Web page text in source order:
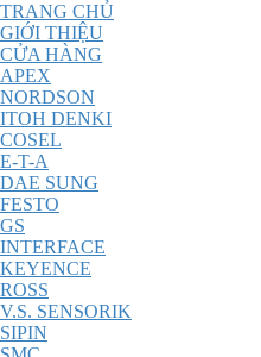
TRANG CHỦ
GIỚI THIỆU
CỬA HÀNG
APEX
NORDSON
ITOH DENKI
COSEL
E-T-A
DAE SUNG
FESTO
GS
INTERFACE
KEYENCE
ROSS
V.S. SENSORIK
SIPIN